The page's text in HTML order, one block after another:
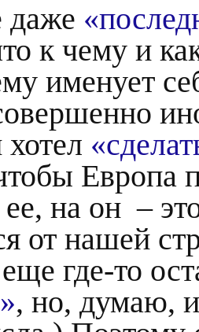
даже
к чему и
именует
Европа
на он –
от нашей
где-то
, но, думаю,